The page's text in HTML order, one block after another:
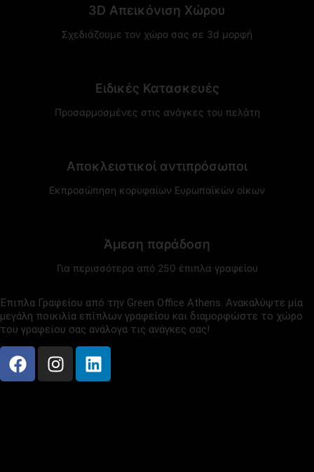
3D Απεικόνιση Χώρου
Σχεδιάζουμε τον χώρο σας σε 3d μορφή
Ειδικές Κατασκευές
Προσαρμοσμένες στις ανάγκες του πελάτη
Αποκλειστικοί αντιπρόσωποι
Εκπροσώπηση κορυφαίων Ευρωπαϊκών οίκων
Άμεση παράδοση
Για περισσότερα από 250 έπιπλα γραφείου
Έπιπλα Γραφείου από την Green Office Athens. Ανακαλύψτε μία
μεγάλη ποικιλία επίπλων γραφείου και διαμορφώστε το χώρο
του γραφείου σας ανάλογα τις ανάγκες σας!